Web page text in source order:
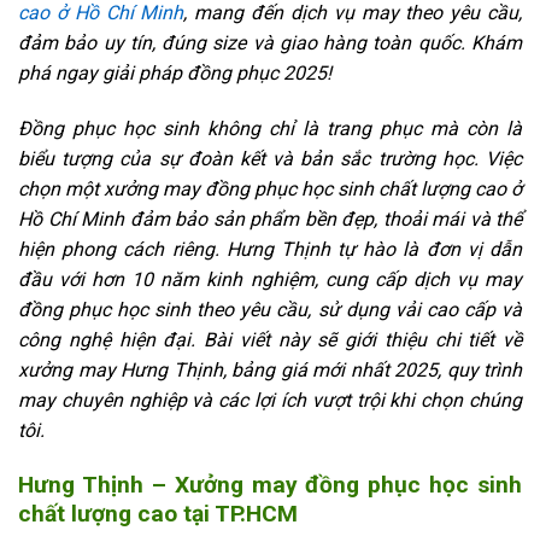
cao ở Hồ Chí Minh, mang đến dịch vụ may theo yêu cầu,
đảm bảo uy tín, đúng size và giao hàng toàn quốc. Khám
phá ngay giải pháp đồng phục 2025!
Đồng phục học sinh không chỉ là trang phục mà còn là
biểu tượng của sự đoàn kết và bản sắc trường học. Việc
chọn một xưởng may đồng phục học sinh chất lượng cao ở
Hồ Chí Minh đảm bảo sản phẩm bền đẹp, thoải mái và thể
hiện phong cách riêng. Hưng Thịnh tự hào là đơn vị dẫn
đầu với hơn 10 năm kinh nghiệm, cung cấp dịch vụ may
đồng phục học sinh theo yêu cầu, sử dụng vải cao cấp và
công nghệ hiện đại. Bài viết này sẽ giới thiệu chi tiết về
xưởng may Hưng Thịnh, bảng giá mới nhất 2025, quy trình
may chuyên nghiệp và các lợi ích vượt trội khi chọn chúng
tôi.
Hưng Thịnh – Xưởng may đồng phục học sinh
chất lượng cao tại TP.HCM